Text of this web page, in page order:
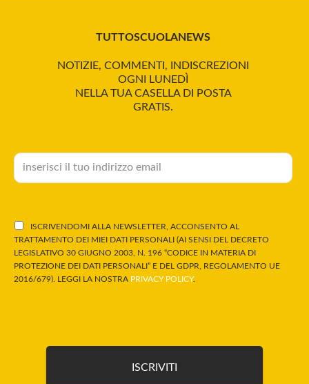
TUTTOSCUOLANEWS
NOTIZIE, COMMENTI, INDISCREZIONI
OGNI LUNEDÌ
NELLA TUA CASELLA DI POSTA
GRATIS.
ISCRIVENDOMI ALLA NEWSLETTER, ACCONSENTO AL
TRATTAMENTO DEI MIEI DATI PERSONALI (AI SENSI DEL DECRETO
LEGISLATIVO 30 GIUGNO 2003, N. 196 “CODICE IN MATERIA DI
PROTEZIONE DEI DATI PERSONALI” E DEL GDPR, REGOLAMENTO UE
2016/679). LEGGI LA NOSTRA PRIVACY POLICY.